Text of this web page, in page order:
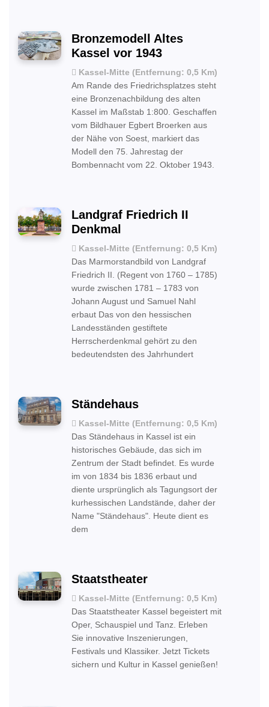
Bronzemodell Altes
Kassel vor 1943
Kassel-Mitte (Entfernung: 0,5 Km)
Am Rande des Friedrichsplatzes steht
eine Bronzenachbildung des alten
Kassel im Maßstab 1:800. Geschaffen
vom Bildhauer Egbert Broerken aus
der Nähe von Soest, markiert das
Modell den 75. Jahrestag der
Bombennacht vom 22. Oktober 1943.
Landgraf Friedrich II
Denkmal
Kassel-Mitte (Entfernung: 0,5 Km)
Das Marmorstandbild von Landgraf
Friedrich II. (Regent von 1760 – 1785)
wurde zwischen 1781 – 1783 von
Johann August und Samuel Nahl
erbaut Das von den hessischen
Landesständen gestiftete
Herrscherdenkmal gehört zu den
bedeutendsten des Jahrhundert
Ständehaus
Kassel-Mitte (Entfernung: 0,5 Km)
Das Ständehaus in Kassel ist ein
historisches Gebäude, das sich im
Zentrum der Stadt befindet. Es wurde
im von 1834 bis 1836 erbaut und
diente ursprünglich als Tagungsort der
kurhessischen Landstände, daher der
Name "Ständehaus". Heute dient es
dem
Staatstheater
Kassel-Mitte (Entfernung: 0,5 Km)
Das Staatstheater Kassel begeistert mit
Oper, Schauspiel und Tanz. Erleben
Sie innovative Inszenierungen,
Festivals und Klassiker. Jetzt Tickets
sichern und Kultur in Kassel genießen!